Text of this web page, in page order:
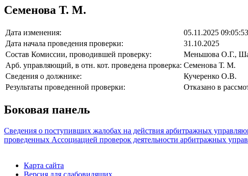
Семенова Т. М.
Дата изменения:
05.11.2025 09:05:53
Дата начала проведения проверки:
31.10.2025
Состав Комиссии, проводившей проверку:
Меньшова О.Г.,
Арб. управляющий, в отн. кот. проведена проверка: Семенова Т. М.
Сведения о должнике:
Кучеренко О.В.
Результаты проведенной проверки:
Отказано в
Боковая панель
Сведения о поступивших жалобах на действия арбитражных
проведенных Ассоциацией проверок деятельности арбитражных
Карта сайта
Версия для слабовидящих